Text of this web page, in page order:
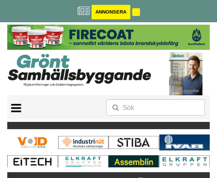
ANNONSERA
MILJÖBYGGNAD
NOLLCO2
CITYLAB
GREENBUILDING